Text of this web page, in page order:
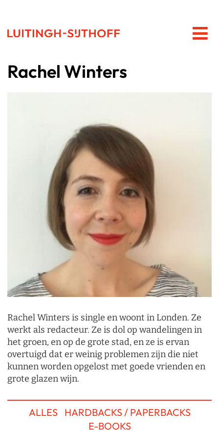
Rachel Winters
Rachel Winters is single en woont in Londen. Ze
werkt als redacteur. Ze is dol op wandelingen in
het groen, en op de grote stad, en ze is ervan
overtuigd dat er weinig problemen zijn die niet
kunnen worden opgelost met goede vrienden en
grote glazen wijn.
ALLES
HARDBACKS / PAPERBACKS
E-BOOKS